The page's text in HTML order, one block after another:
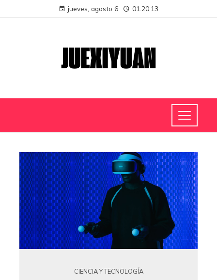
jueves, agosto 6 01:20:14
CIENCIA Y TECNOLOGÍA